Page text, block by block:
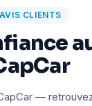
AVIS CLIENTS
—